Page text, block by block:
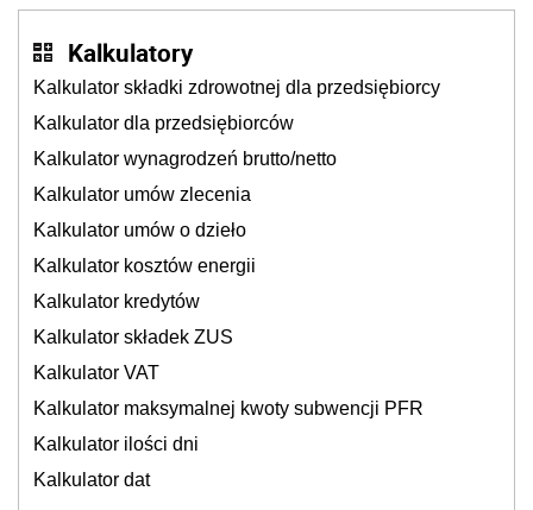
Kalkulatory
Kalkulator składki zdrowotnej dla przedsiębiorcy
Kalkulator dla przedsiębiorców
Kalkulator wynagrodzeń brutto/netto
Kalkulator umów zlecenia
Kalkulator umów o dzieło
Kalkulator kosztów energii
Kalkulator kredytów
Kalkulator składek ZUS
Kalkulator VAT
Kalkulator maksymalnej kwoty subwencji PFR
Kalkulator ilości dni
Kalkulator dat